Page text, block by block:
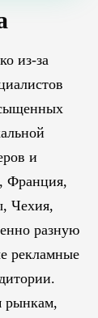
из-за
и
Франция,
Чехия,
разную
рекламные
рынкам,